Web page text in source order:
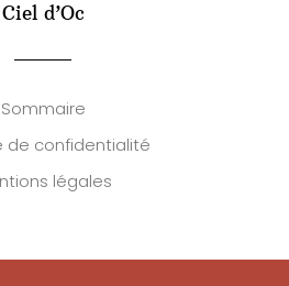
Ciel d’Oc
Sommaire
de confidentialité
légales